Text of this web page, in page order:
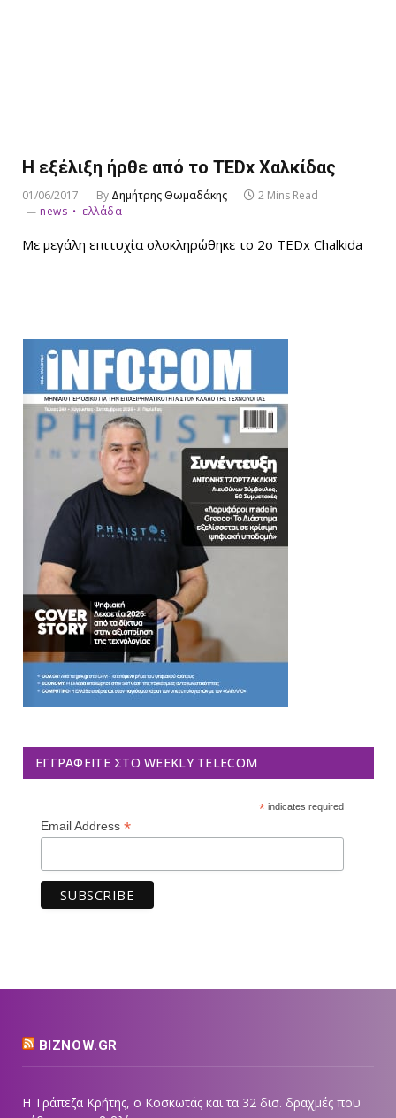
Η εξέλιξη ήρθε από το TEDx Χαλκίδας
01/06/2017 By Δημήτρης Θωμαδάκης
2 Mins Read
news
ελλάδα
Με μεγάλη επιτυχία ολοκληρώθηκε το 2ο TEDx Chalkida
ΕΓΓΡΑΦΕΊΤΕ ΣΤΟ WEEKLY TELECOM
*indicates required
Email Address *
BIZNOW.GR
Η Τράπεζα Κρήτης, ο Κοσκωτάς και τα 32 δισ. δραχμές που